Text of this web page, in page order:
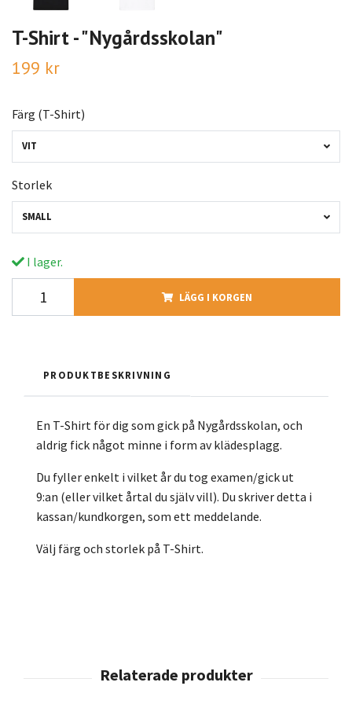
T-Shirt - "Nygårdsskolan"
199 kr
Färg (T-Shirt)
VIT
Storlek
SMALL
I lager.
LÄGG I KORGEN
PRODUKTBESKRIVNING
En T-Shirt för dig som gick på Nygårdsskolan, och
aldrig fick något minne i form av klädesplagg.
Du fyller enkelt i vilket år du tog examen/gick ut
9:an (eller vilket årtal du själv vill). Du skriver detta i
kassan/kundkorgen, som ett meddelande.
Välj färg och storlek på T-Shirt.